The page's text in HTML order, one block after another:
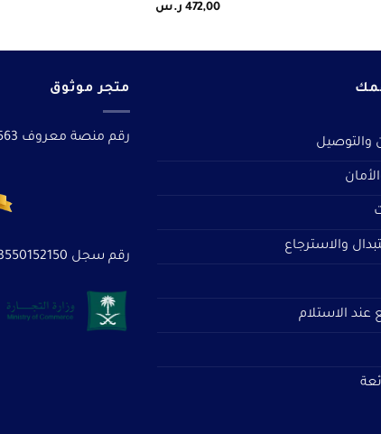
472,00 ر.س
والاسترجاع
الاستلام
متجر موثوق
رقم منصة معروف 356563
رقم سجل 3550152150